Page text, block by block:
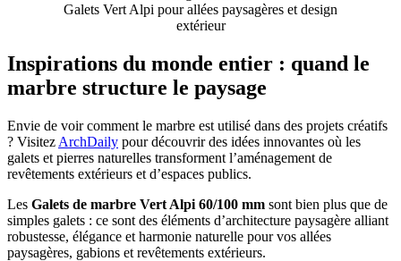
Galets Vert Alpi pour allées paysagères et design
extérieur
Inspirations du monde entier : quand le
marbre structure le paysage
Envie de voir comment le marbre est utilisé dans des projets créatifs
? Visitez ArchDaily pour découvrir des idées innovantes où les
galets et pierres naturelles transforment l’aménagement de
revêtements extérieurs et d’espaces publics.
Les Galets de marbre Vert Alpi 60/100 mm sont bien plus que de
simples galets : ce sont des éléments d’architecture paysagère alliant
robustesse, élégance et harmonie naturelle pour vos allées
paysagères, gabions et revêtements extérieurs.